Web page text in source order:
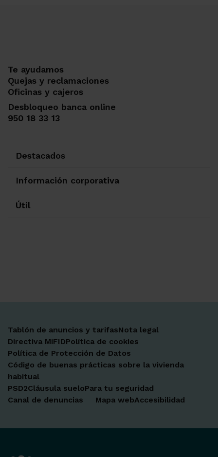
Te ayudamos
Quejas y reclamaciones
Oficinas y cajeros
Desbloqueo banca online
950 18 33 13
Destacados
Información corporativa
Útil
Tablón de anuncios y tarifasNota legal
Directiva MiFIDPolítica de cookies
Política de Protección de Datos
Código de buenas prácticas sobre la vivienda
habitual
PSD2Cláusula sueloPara tu seguridad
Canal de denuncias
Mapa webAccesibilidad